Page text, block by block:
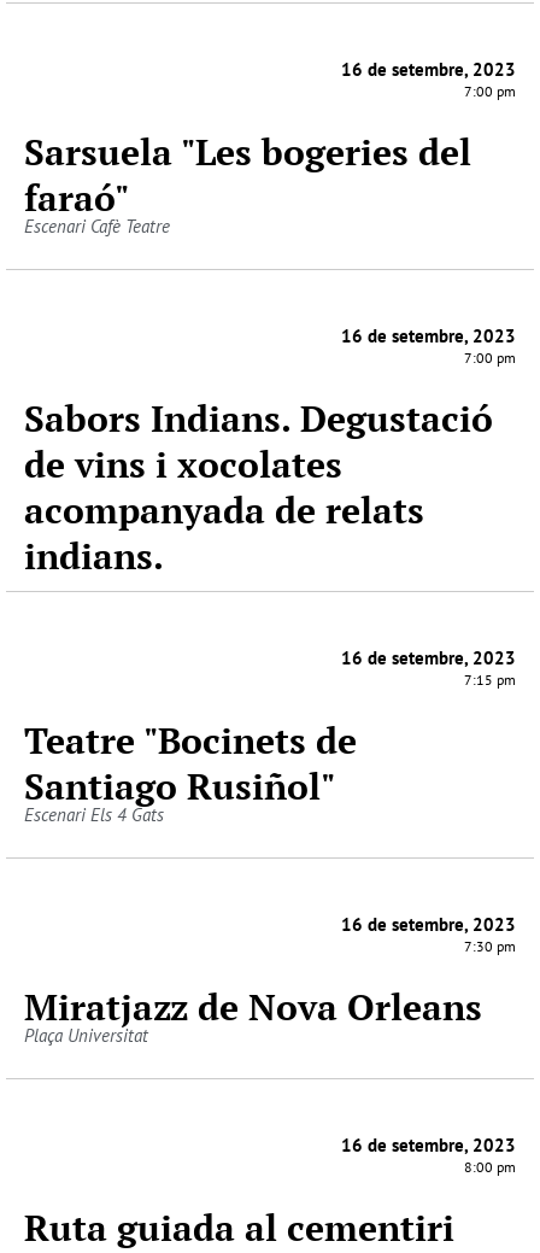
16 de setembre, 2023
7:00 pm
Sarsuela "Les bogeries del
faraó"
Escenari Cafè Teatre
16 de setembre, 2023
7:00 pm
Sabors Indians. Degustació
de vins i xocolates
acompanyada de relats
indians.
16 de setembre, 2023
7:15 pm
Teatre "Bocinets de
Santiago Rusiñol"
Escenari Els 4 Gats
16 de setembre, 2023
7:30 pm
Miratjazz de Nova Orleans
Plaça Universitat
16 de setembre, 2023
8:00 pm
Ruta guiada al cementiri